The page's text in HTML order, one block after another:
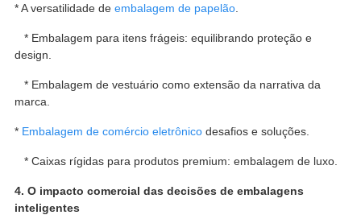
* A versatilidade de embalagem de papelão.
* Embalagem para itens frágeis: equilibrando proteção e
design.
* Embalagem de vestuário como extensão da narrativa da
marca.
* Embalagem de comércio eletrônicodesafios e soluções.
* Caixas rígidas para produtos premium: embalagem de luxo.
4. O impacto comercial das decisões de embalagens
inteligentes